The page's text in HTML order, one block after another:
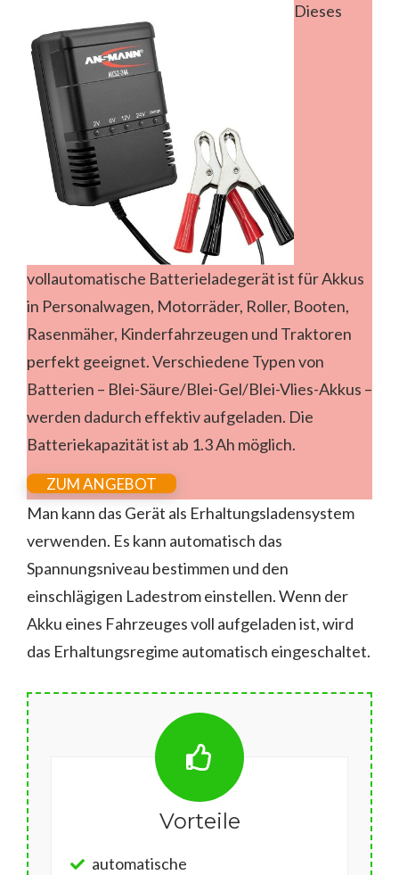
Dieses
vollautomatische Batterieladegerät ist für Akkus
in Personalwagen, Motorräder, Roller, Booten,
Rasenmäher, Kinderfahrzeugen und Traktoren
perfekt geeignet. Verschiedene Typen von
Batterien – Blei-Säure/Blei-Gel/Blei-Vlies-Akkus –
werden dadurch effektiv aufgeladen. Die
Batteriekapazität ist ab 1.3 Ah möglich.
ZUM ANGEBOT
Man kann das Gerät als Erhaltungsladensystem
verwenden. Es kann automatisch das
Spannungsniveau bestimmen und den
einschlägigen Ladestrom einstellen. Wenn der
Akku eines Fahrzeuges voll aufgeladen ist, wird
das Erhaltungsregime automatisch eingeschaltet.
Vorteile
automatische